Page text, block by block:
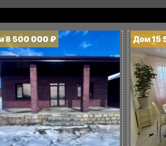
8 500 000 ₽ Дом 15